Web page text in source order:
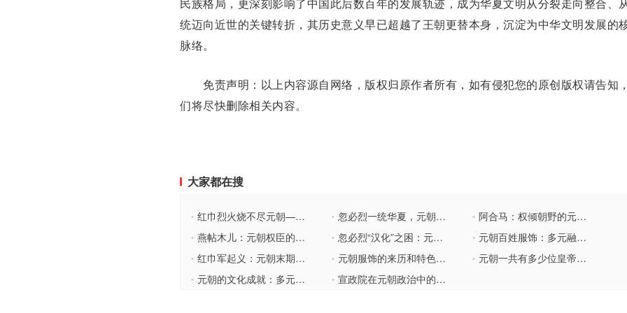
统迈向近世的关键转折，其历史意义早已超越了王朝更替本身，沉淀为中华文明发展的
脉络。
免责声明：以上内容源自网络，版权归原作者所有，如有侵犯您的原创版权请告知
们将尽快删除相关内容。
大家都在搜
• 红巾烈火烧不尽元朝——刘福通起义的困境与教训 • 忽必烈一统华夏，元朝国运为何不足百年？ • 阿合马：权倾朝野的元朝权臣，终年几何？
• 燕帖木儿：元朝权臣的兴衰沉浮 • 忽必烈“汉化”之困：元朝短命的深层密码 • 元朝百姓服饰：多元融合下的实用美学
• 红巾军起义：元朝末期的烽火与变革 • 元朝服饰的来历和特色：民族融合的时尚印记 • 元朝一共有多少位皇帝？相关简要信息介绍
• 元朝的文化成就：多元融合与创新发展 • 宣政院在元朝政治中的地位